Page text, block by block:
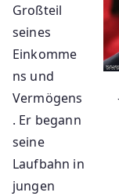
Großteil
seines
Einkomme
ns und
Vermögens
. Er begann
seine
Laufbahn in
jungen